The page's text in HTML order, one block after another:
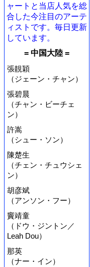
ャートと当店人気を総
合した今注目のアーテ
ィストです。毎日更新
しています。
= 中国大陸 =
張靚穎
（ジェーン・チャン）
張碧晨
（チャン・ビーチェ
ン）
許嵩
（シュー・ソン）
陳楚生
（チェン・チュウシェ
ン）
胡彦斌
（アンソン・フー）
竇靖童
（ドウ・ジントン／
Leah Dou）
那英
（ナー・イン）